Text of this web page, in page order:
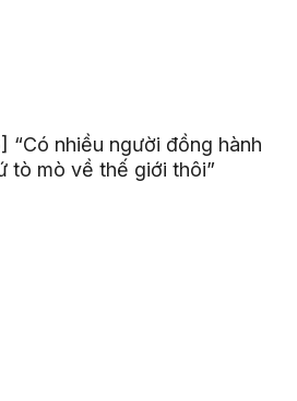
“Có nhiều người đồng hành
tò mò về thế giới thôi”